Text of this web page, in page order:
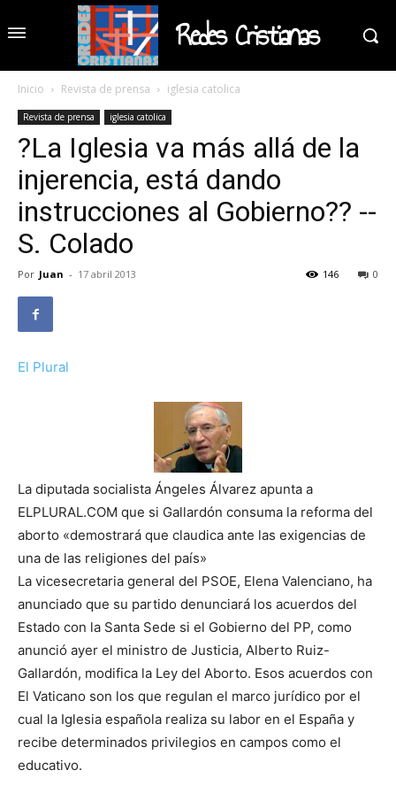
Redes Cristianas
Inicio Revista de prensa iglesia catolica
Revista de prensa iglesia catolica
?La Iglesia va más allá de la
injerencia, está dando
instrucciones al Gobierno?? --
S. Colado
Por Juan - 17 abril 2013 0
146
El Plural
La diputada socialista Ángeles Álvarez apunta a
ELPLURAL.COM que si Gallardón consuma la reforma del
aborto «demostrará que claudica ante las exigencias de
una de las religiones del país»
La vicesecretaria general del PSOE, Elena Valenciano, ha
anunciado que su partido denunciará los acuerdos del
Estado con la Santa Sede si el Gobierno del PP, como
anunció ayer el ministro de Justicia, Alberto Ruiz-
Gallardón, modifica la Ley del Aborto. Esos acuerdos con
El Vaticano son los que regulan el marco jurídico por el
cual la Iglesia española realiza su labor en el España y
recibe determinados privilegios en campos como el
educativo.